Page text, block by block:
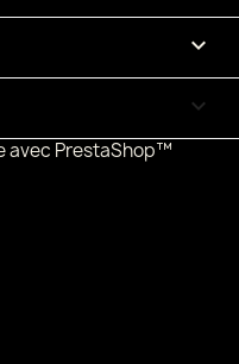

keyboard_arrow_down
avec PrestaShop™